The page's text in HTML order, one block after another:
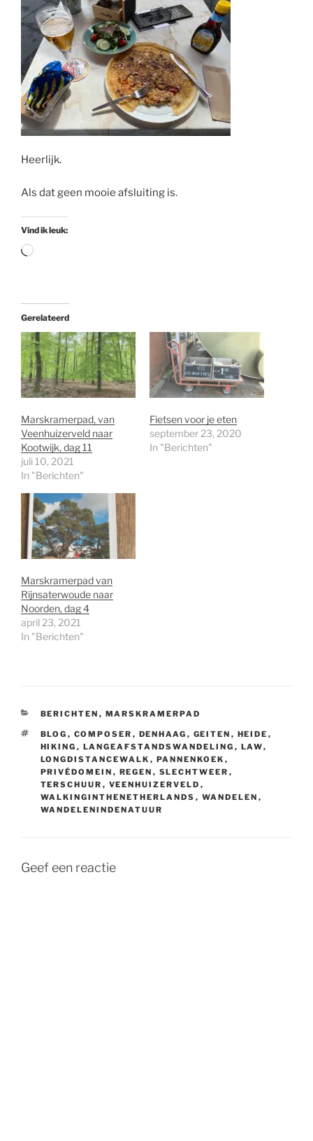
Heerlijk.
Als dat geen mooie afsluiting is.
Vind ik leuk:
Aan
Gerelateerd
Marskramerpad, van
Veenhuizerveld naar
Kootwijk, dag 11
juli 10, 2021
In "Berichten"
Fietsen voor je eten
september 23, 2020
In "Berichten"
Marskramerpad van
Rijnsaterwoude naar
Noorden, dag 4
april 23, 2021
In "Berichten"
CATEGORIEËN
BERICHTEN , MARSKRAMERPAD
TAGS
BLOG , COMPOSER , DENHAAG , GEITEN , HEIDE ,
HIKING , LANGEAFSTANDSWANDELING , LAW,
LONGDISTANCEWALK , PANNENKOEK ,
PRIVÉDOMEIN , REGEN , SLECHTWEER ,
TERSCHUUR , VEENHUIZERVELD ,
WALKINGINTHENETHERLANDS , WANDELEN ,
WANDELENINDENATUUR
Geef een reactie